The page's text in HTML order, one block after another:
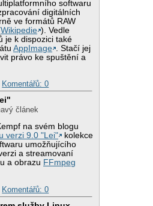
softwaru
digitálních
ve formátů RAW
Wikipedie ). Vedle
je k dispozici také
AppImage
. Stačí jej
právo ke spuštění a
Komentářů: 0
článek
na svém blogu
verzi 9.0 "Lei"
kolekce
umožňujícího
a streamovaní
a obrazu FFmpeg
Komentářů: 0